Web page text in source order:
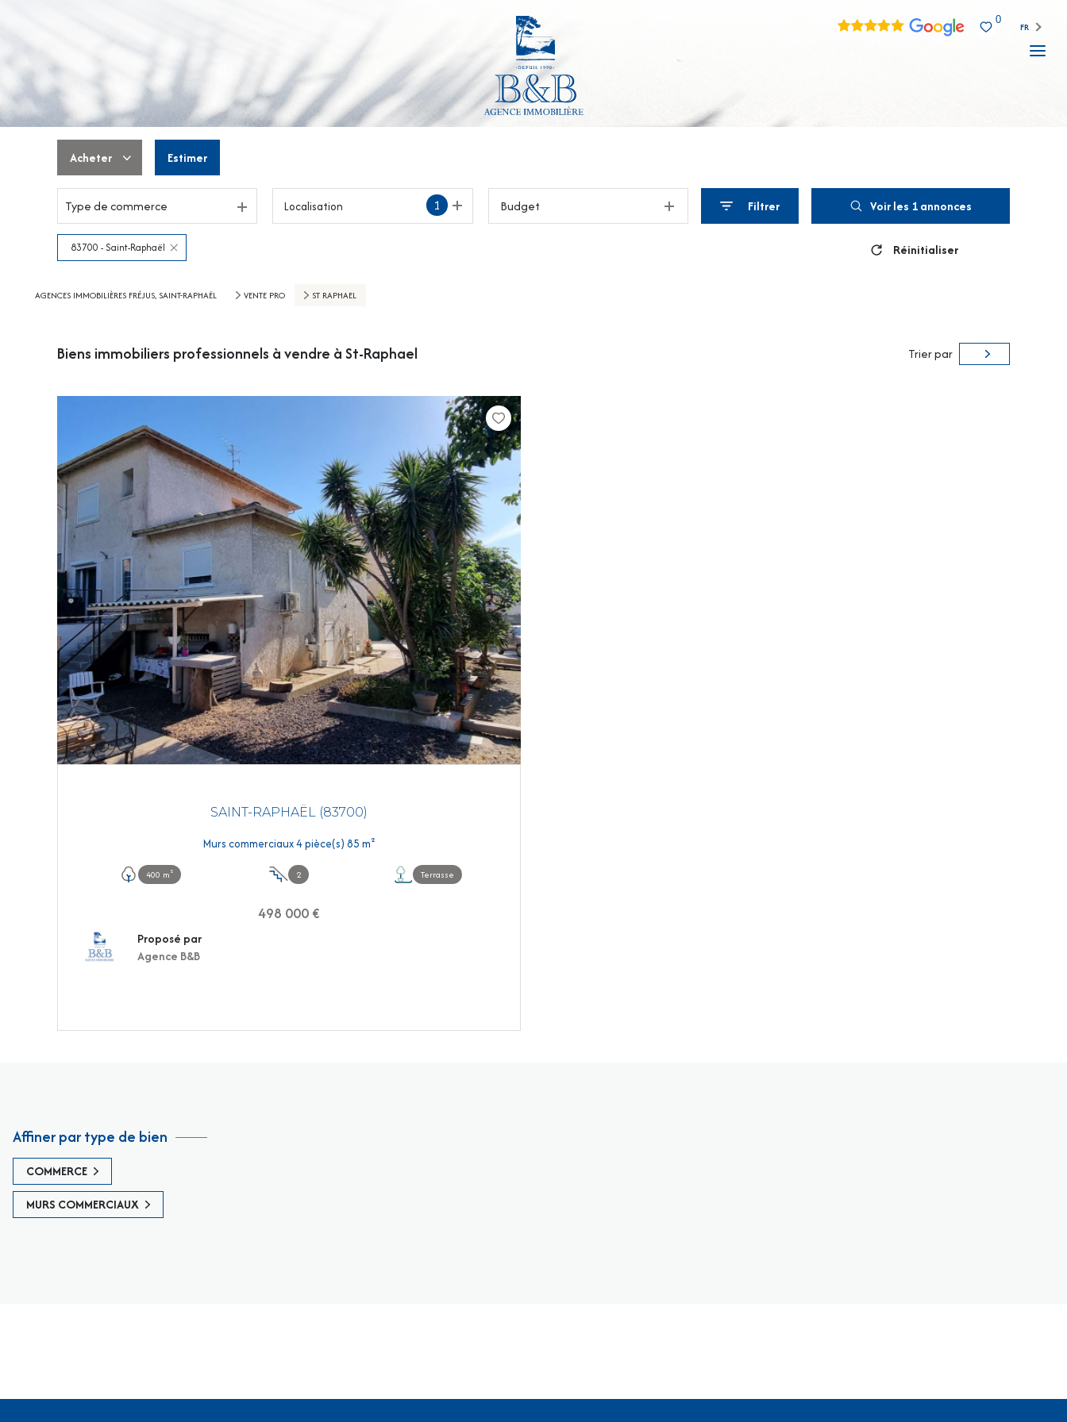
0
FR
Acheter
De l'ancien
De l'immo pro
Estimer
Type de commerce 1
Localisation Budget Filtrer Voir les 1annonces
83700 - Saint-Raphaël Réinitialiser
AGENCES IMMOBILIÈRES FRÉJUS, SAINT-RAPHAËL VENTE PRO ST RAPHAEL
Biens immobiliers professionnels à vendre à St-Raphael Trier par
SAINT-RAPHAËL (83700)
Murs commerciaux 4 pièce(s) 85 m²
400 m² 2 Terrasse
498 000 €
Proposé par
Agence B&B
Affiner par type de bien
COMMERCE
MURS COMMERCIAUX